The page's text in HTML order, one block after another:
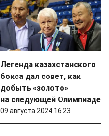
Легенда казахстанского
бокса дал совет, как
добыть «золото»
на следующей Олимпиаде
09 августа 2024 16:23